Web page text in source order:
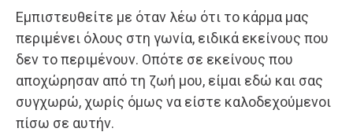
Εμπιστευθείτε με όταν λέω ότι το κάρμα μας
περιμένει όλους στη γωνία, ειδικά εκείνους που
δεν το περιμένουν. Οπότε σε εκείνους που
αποχώρησαν από τη ζωή μου, είμαι εδώ και σας
συγχωρώ, χωρίς όμως να είστε καλοδεχούμενοι
πίσω σε αυτήν.